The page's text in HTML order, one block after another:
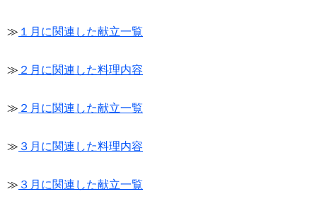
≫ １月に関連した献立一覧
≫ ２月に関連した料理内容
≫ ２月に関連した献立一覧
≫ ３月に関連した料理内容
≫ ３月に関連した献立一覧